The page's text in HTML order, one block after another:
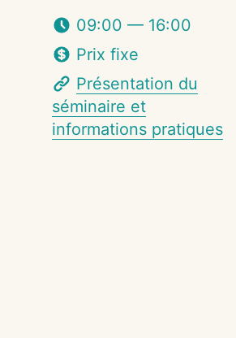
09:00 — 16:00
Prix fixe
Présentation du
séminaire et
informations pratiques